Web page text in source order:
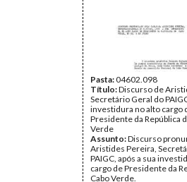
Pasta:04602.098
Título:Discurso de
Secretário Geral do
investidura no alto cargo
Presidente da República
Verde
Assunto:Discurso
Aristides Pereira,
PAIGC, após a sua
cargo de Presidente da
Cabo Verde.